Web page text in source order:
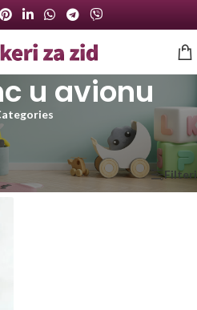
u avionu
Princ u avionu“
Filteri